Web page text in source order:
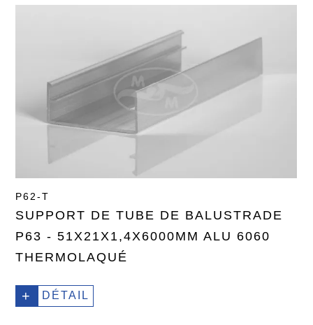
P62-T
SUPPORT DE TUBE DE BALUSTRADE
P63 - 51X21X1,4X6000MM ALU 6060
THERMOLAQUÉ
+ DÉTAIL